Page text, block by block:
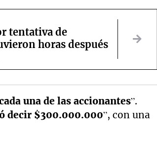
tentativa de
horas después
una de las accionantes”.
decir $300.000.000”, con una